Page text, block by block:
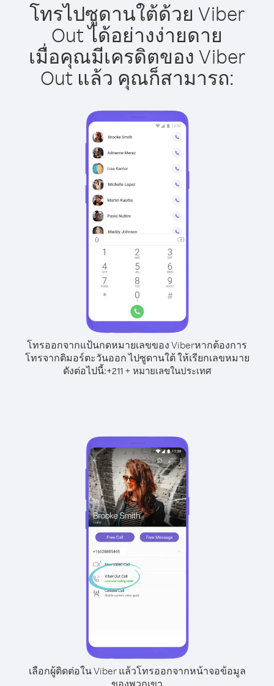
โทรไปซูดานใต้ด้วย Viber
Out ได้อย่างง่ายดาย
เมื่อคุณมีเครดิตของ Viber
Out แล้ว คุณก็สามารถ:
โทรออกจากแป้นกดหมายเลขของ Viberหากต้องการ
โทรจากติมอร์ตะวันออก ไปซูดานใต้ ให้เรียกเลขหมาย
ดังต่อไปนี้:+211+ หมายเลขในประเทศ
เลือกผู้ติดต่อใน Viber แล้วโทรออกจากหน้าจอข้อมูล
ของพวกเขา